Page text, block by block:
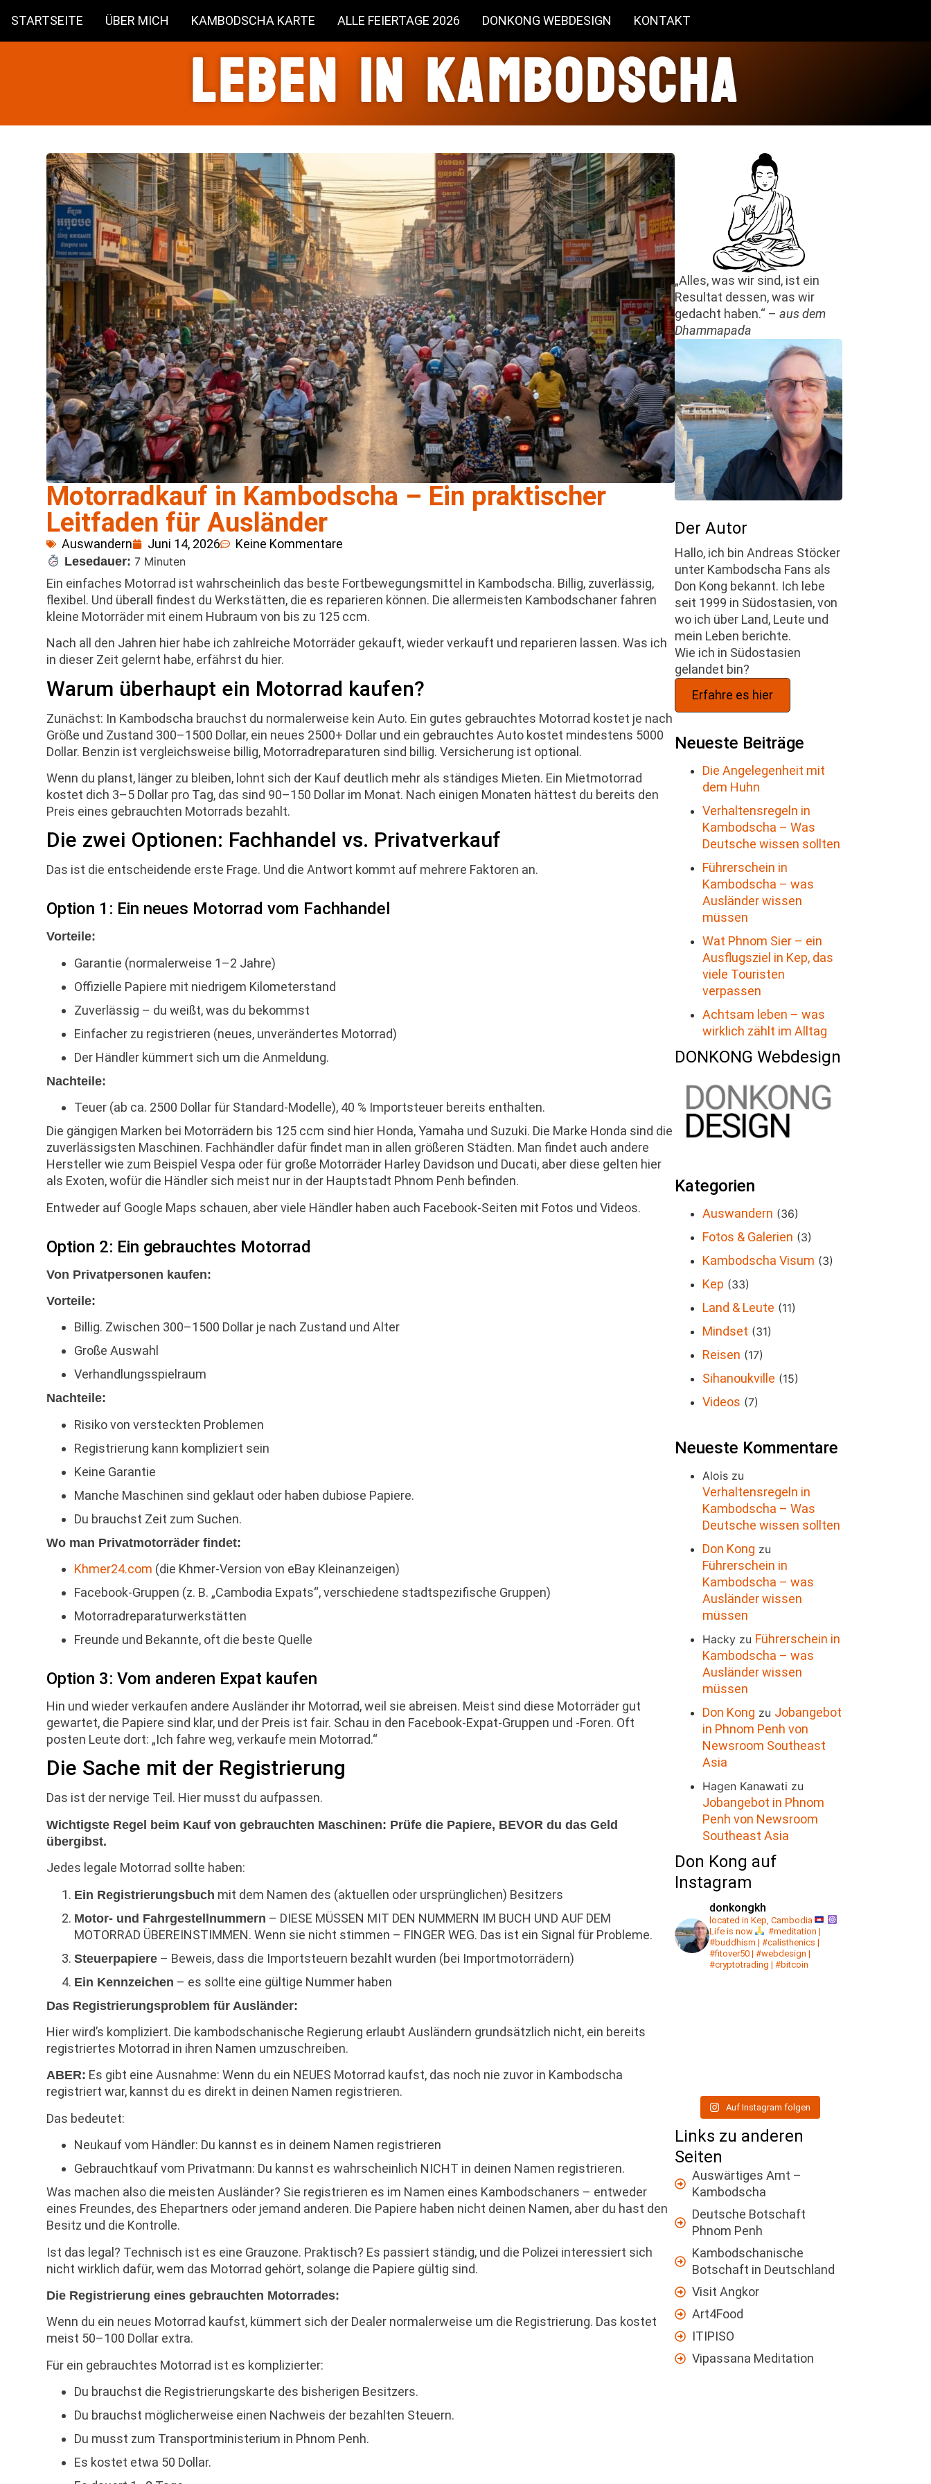
STARTSEITE ÜBER MICH KAMBODSCHA KARTE ALLE FEIERTAGE 2026 DONKONG WEBDESIGN KONTAKT
Leben in Kambodscha
Motorradkauf in Kambodscha – Ein praktischer
Leitfaden für Ausländer
Auswandern Juni 14, 2026 Keine Kommentare
Lesedauer: 7 Minuten
Ein einfaches Motorrad ist wahrscheinlich das beste Fortbewegungsmittel in Kambodscha. Billig, zuverlässig,
flexibel. Und überall findest du Werkstätten, die es reparieren können. Die allermeisten Kambodschaner fahren
kleine Motorräder mit einem Hubraum von bis zu 125 ccm.
Nach all den Jahren hier habe ich zahlreiche Motorräder gekauft, wieder verkauft und reparieren lassen. Was ich
in dieser Zeit gelernt habe, erfährst du hier.
Warum überhaupt ein Motorrad kaufen?
Zunächst: In Kambodscha brauchst du normalerweise kein Auto. Ein gutes gebrauchtes Motorrad kostet je nach
Größe und Zustand 300–1500 Dollar, ein neues 2500+ Dollar und ein gebrauchtes Auto kostet mindestens 5000
Dollar. Benzin ist vergleichsweise billig, Motorradreparaturen sind billig. Versicherung ist optional.
Wenn du planst, länger zu bleiben, lohnt sich der Kauf deutlich mehr als ständiges Mieten. Ein Mietmotorrad
kostet dich 3–5 Dollar pro Tag, das sind 90–150 Dollar im Monat. Nach einigen Monaten hättest du bereits den
Preis eines gebrauchten Motorrads bezahlt.
Die zwei Optionen: Fachhandel vs. Privatverkauf
Das ist die entscheidende erste Frage. Und die Antwort kommt auf mehrere Faktoren an.
Option 1: Ein neues Motorrad vom Fachhandel
Vorteile:
Garantie (normalerweise 1–2 Jahre)
Offizielle Papiere mit niedrigem Kilometerstand
Zuverlässig – du weißt, was du bekommst
Einfacher zu registrieren (neues, unverändertes Motorrad)
Der Händler kümmert sich um die Anmeldung.
Nachteile:
Teuer (ab ca. 2500 Dollar für Standard-Modelle), 40 % Importsteuer bereits enthalten.
Die gängigen Marken bei Motorrädern bis 125 ccm sind hier Honda, Yamaha und Suzuki. Die Marke Honda sind die
zuverlässigsten Maschinen. Fachhändler dafür findet man in allen größeren Städten. Man findet auch andere
Hersteller wie zum Beispiel Vespa oder für große Motorräder Harley Davidson und Ducati, aber diese gelten hier
als Exoten, wofür die Händler sich meist nur in der Hauptstadt Phnom Penh befinden.
Entweder auf Google Maps schauen, aber viele Händler haben auch Facebook-Seiten mit Fotos und Videos.
Option 2: Ein gebrauchtes Motorrad
Von Privatpersonen kaufen:
Vorteile:
Billig. Zwischen 300–1500 Dollar je nach Zustand und Alter
Große Auswahl
Verhandlungsspielraum
Nachteile:
Risiko von versteckten Problemen
Registrierung kann kompliziert sein
Keine Garantie
Manche Maschinen sind geklaut oder haben dubiose Papiere.
Du brauchst Zeit zum Suchen.
Wo man Privatmotorräder findet:
Khmer24.com (die Khmer-Version von eBay Kleinanzeigen)
Facebook-Gruppen (z. B. „Cambodia Expats“, verschiedene stadtspezifische Gruppen)
Motorradreparaturwerkstätten
Freunde und Bekannte, oft die beste Quelle
Option 3: Vom anderen Expat kaufen
Hin und wieder verkaufen andere Ausländer ihr Motorrad, weil sie abreisen. Meist sind diese Motorräder gut
gewartet, die Papiere sind klar, und der Preis ist fair. Schau in den Facebook-Expat-Gruppen und -Foren. Oft
posten Leute dort: „Ich fahre weg, verkaufe mein Motorrad.“
Die Sache mit der Registrierung
Das ist der nervige Teil. Hier musst du aufpassen.
Wichtigste Regel beim Kauf von gebrauchten Maschinen: Prüfe die Papiere, BEVOR du das Geld
übergibst.
Jedes legale Motorrad sollte haben:
Ein Registrierungsbuch mit dem Namen des (aktuellen oder ursprünglichen) Besitzers
Motor- und Fahrgestellnummern – DIESE MÜSSEN MIT DEN NUMMERN IM BUCH UND AUF DEM
MOTORRAD ÜBEREINSTIMMEN. Wenn sie nicht stimmen – FINGER WEG. Das ist ein Signal für Probleme.
Steuerpapiere – Beweis, dass die Importsteuern bezahlt wurden (bei Importmotorrädern)
Ein Kennzeichen – es sollte eine gültige Nummer haben
Das Registrierungsproblem für Ausländer:
Hier wird’s kompliziert. Die kambodschanische Regierung erlaubt Ausländern grundsätzlich nicht, ein bereits
registriertes Motorrad in ihren Namen umzuschreiben.
ABER: Es gibt eine Ausnahme: Wenn du ein NEUES Motorrad kaufst, das noch nie zuvor in Kambodscha
registriert war, kannst du es direkt in deinen Namen registrieren.
Das bedeutet:
Neukauf vom Händler: Du kannst es in deinem Namen registrieren
Gebrauchtkauf vom Privatmann: Du kannst es wahrscheinlich NICHT in deinen Namen registrieren.
Was machen also die meisten Ausländer? Sie registrieren es im Namen eines Kambodschaners – entweder
eines Freundes, des Ehepartners oder jemand anderen. Die Papiere haben nicht deinen Namen, aber du hast den
Besitz und die Kontrolle.
Ist das legal? Technisch ist es eine Grauzone. Praktisch? Es passiert ständig, und die Polizei interessiert sich
nicht wirklich dafür, wem das Motorrad gehört, solange die Papiere gültig sind.
Die Registrierung eines gebrauchten Motorrades:
Wenn du ein neues Motorrad kaufst, kümmert sich der Dealer normalerweise um die Registrierung. Das kostet
meist 50–100 Dollar extra.
Für ein gebrauchtes Motorrad ist es komplizierter:
Du brauchst die Registrierungskarte des bisherigen Besitzers.
Du brauchst möglicherweise einen Nachweis der bezahlten Steuern.
Du musst zum Transportministerium in Phnom Penh.
Es kostet etwa 50 Dollar.
„Alles, was wir sind, ist ein
Resultat dessen, was wir
gedacht haben.“ –aus dem
Dhammapada
Der Autor
Hallo, ich bin Andreas Stöcker
unter Kambodscha Fans als
Don Kong bekannt. Ich lebe
seit 1999 in Südostasien, von
wo ich über Land, Leute und
mein Leben berichte.
Wie ich in Südostasien
gelandet bin?
Erfahre es hier
Neueste Beiträge
Die Angelegenheit mit
dem Huhn
Verhaltensregeln in
Kambodscha – Was
Deutsche wissen sollten
Führerschein in
Kambodscha – was
Ausländer wissen
müssen
Wat Phnom Sier – ein
Ausflugsziel in Kep, das
viele Touristen
verpassen
Achtsam leben – was
wirklich zählt im Alltag
DONKONG Webdesign
Kategorien
Auswandern (36)
Fotos & Galerien (3)
Kambodscha Visum (3)
Kep (33)
Land & Leute (11)
Mindset (31)
Reisen (17)
Sihanoukville (15)
Videos (7)
Neueste Kommentare
Alois zu
Verhaltensregeln in
Kambodscha – Was
Deutsche wissen sollten
Don Kong zu
Führerschein in
Kambodscha – was
Ausländer wissen
müssen
Hacky zu Führerschein in
Kambodscha – was
Ausländer wissen
müssen
Don Kong zu Jobangebot
in Phnom Penh von
Newsroom Southeast
Asia
Hagen Kanawati zu
Jobangebot in Phnom
Penh von Newsroom
Southeast Asia
Don Kong auf
Instagram
donkongkh
located in Kep, Cambodia
Life is now
#meditation |
#buddhism | #calisthenics |
#fitover50 | #webdesign |
#cryptotrading | #bitcoin
Auf Instagram folgen
Links zu anderen
Seiten
Auswärtiges Amt –
Kambodscha
Deutsche Botschaft
Phnom Penh
Kambodschanische
Botschaft in Deutschland
Visit Angkor
Art4Food
ITIPISO
Vipassana Meditation